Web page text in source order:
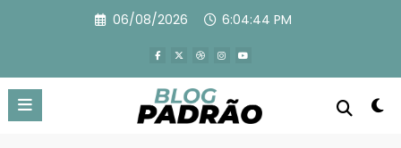
06/08/2026 6:04:45 PM